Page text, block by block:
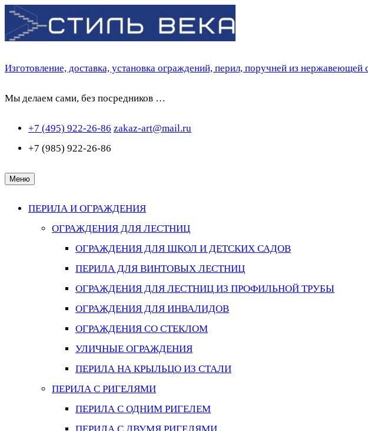
Перейти
к
Изготовление, доставка, установка ограждений, перил, поручней из нержавеющей
Мы делаем сами, без посредников …
+7 (495) 922-26-86 zakaz-art@mail.ru
+7 (985) 922-26-86
Меню
ПЕРИЛА И ОГРАЖДЕНИЯ
ОГРАЖДЕНИЯ ДЛЯ ЛЕСТНИЦ
ОГРАЖДЕНИЯ ДЛЯ ШКОЛ И ДЕТСКИХ САДОВ
ПЕРИЛА ДЛЯ ВИНТОВЫХ ЛЕСТНИЦ
ОГРАЖДЕНИЯ ДЛЯ ЛЕСТНИЦ ИЗ ПРОФИЛЬНОЙ ТРУБЫ
ОГРАЖДЕНИЯ ДЛЯ ИНВАЛИДОВ
ОГРАЖДЕНИЯ СО СТЕКЛОМ
УЛИЧНЫЕ ОГРАЖДЕНИЯ
ПЕРИЛА НА КРЫЛЬЦО ИЗ СТАЛИ
ПЕРИЛА С РИГЕЛЯМИ
ПЕРИЛА С ОДНИМ РИГЕЛЕМ